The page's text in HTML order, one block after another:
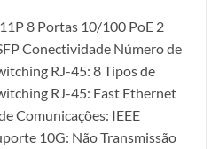
8 Portas 10/100 PoE 2
Conectividade Número de
RJ-45: 8 Tipos de
RJ-45: Fast Ethernet
Comunicações: IEEE
10G: Não Transmissão